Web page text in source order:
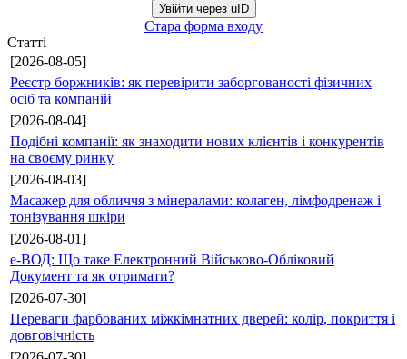
Увійти через uID
Стара форма входу
Статті
[2026-08-05]
Реєстр боржників: як перевірити заборгованості фізичних
осіб та компаній
[2026-08-04]
Подібні компанії: як знаходити нових клієнтів і конкурентів
на своєму ринку
[2026-08-03]
Масажер для обличчя з мінералами: колаген, лімфодренаж і
тонізування шкіри
[2026-08-01]
е-ВОД: Що таке Електронний Військово-Обліковий
Документ та як отримати?
[2026-07-30]
Переваги фарбованих міжкімнатних дверей: колір, покриття і
довговічність